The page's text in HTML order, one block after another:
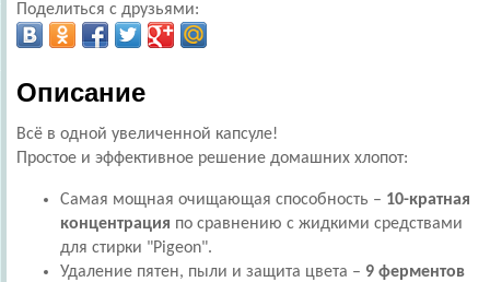
Поделиться с друзьями:
Описание
Всё в одной увеличенной капсуле!
Простое и эффективное решение домашних хлопот:
Самая мощная очищающая способность – 10-кратная
концентрация по сравнению с жидкими средствами
для стирки "Pigeon".
Удаление пятен, пыли и защита цвета – 9 ферментов